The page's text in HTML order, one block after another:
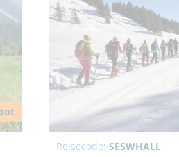
Reisecode: SESWHALL